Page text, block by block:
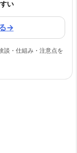
い
→
談・仕組み・注意点を